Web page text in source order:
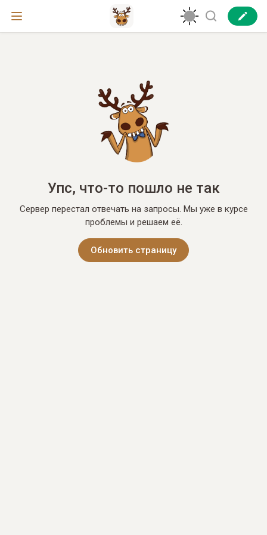
Упс, что-то пошло не так
Сервер перестал отвечать на запросы. Мы уже в курсе
проблемы и решаем её.
Обновить страницу